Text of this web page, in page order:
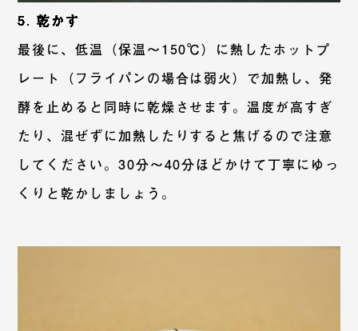
5. 乾かす
最後に、低温（保温〜150℃）に熱したホットプ
レート（フライパンの場合は弱火）で加熱し、発
酵を止めると同時に乾燥させます。温度が高すぎ
たり、混ぜずに加熱したりすると焦げるので注意
してください。30分〜40分ほどかけて丁寧にゆっ
くりと乾かしましょう。